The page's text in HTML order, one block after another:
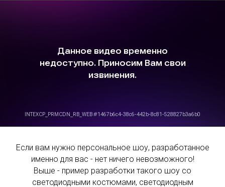
Если вам нужно персональное шоу, разработанное
именно для вас - нет ничего невозможного!
Выше - пример разработки такого шоу со
светодиодными костюмами, светодиодным